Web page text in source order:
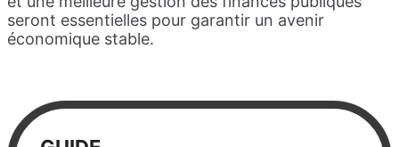
seront essentielles pour garantir un avenir
économique stable.